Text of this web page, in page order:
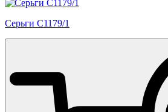
Серьги С1179/1